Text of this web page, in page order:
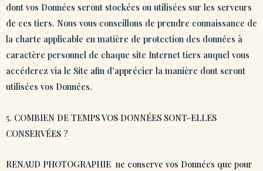
dont vos Données seront stockées ou utilisées sur les serveurs
de ces tiers. Nous vous conseillons de prendre connaissance de
la charte applicable en matière de protection des données à
caractère personnel de chaque site Internet tiers auquel vous
accéderez via le Site afin d’apprécier la manière dont seront
utilisées vos Données.
5. COMBIEN DE TEMPS VOS DONNÉES SONT-ELLES
CONSERVÉES ?
RENAUD PHOTOGRAPHIE ne conserve vos Données que pour